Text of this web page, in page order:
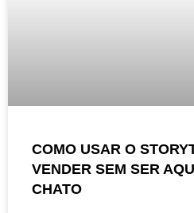
COMO USAR O
VENDER SEM SER
CHATO